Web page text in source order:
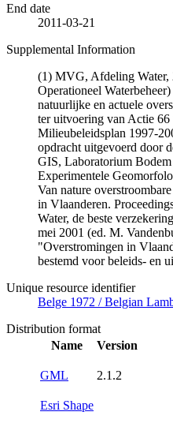
End date
2011-03-21
Supplemental Information
(1) MVG, Afdeling
Operationeel
natuurlijke en actuele
ter uitvoering van Actie 66
Milieubeleidsplan 1997-
opdracht uitgevoerd door
GIS, Laboratorium
Experimentele
Van nature
in Vlaanderen.
Water, de beste
mei 2001 (ed. M.
"Overstromingen in
bestemd voor beleids- en
Unique resource identifier
Belge 1972 / Belgian
Distribution format
Name
Version
GML 2.1.2
Esri Shape